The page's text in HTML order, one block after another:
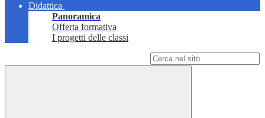
Didattica
Panoramica
Offerta formativa
I progetti delle classi